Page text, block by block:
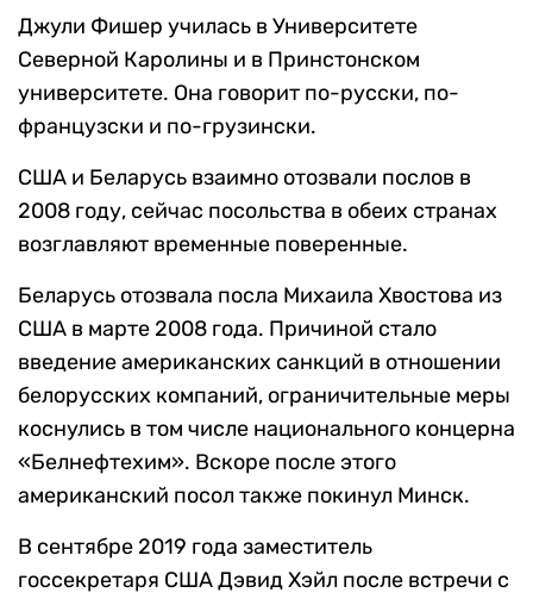
Джули Фишер училась в Университете
Северной Каролины и в Принстонском
университете. Она говорит по-русски, по-
французски и по-грузински.
США и Беларусь взаимно отозвали послов в
2008 году, сейчас посольства в обеих странах
возглавляют временные поверенные.
Беларусь отозвала посла Михаила Хвостова из
США в марте 2008 года. Причиной стало
введение американских санкций в отношении
белорусских компаний, ограничительные меры
коснулись в том числе национального концерна
«Белнефтехим». Вскоре после этого
американский посол также покинул Минск.
В сентябре 2019 года заместитель
госсекретаря США Дэвид Хэйл после встречи с